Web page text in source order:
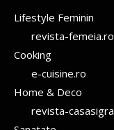
Lifestyle Feminin
revista-femeia.ro
Cooking
e-cuisine.ro
Home & Deco
revista-